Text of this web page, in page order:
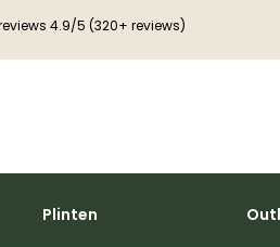
4.9/5 (320+ reviews)
Plinten